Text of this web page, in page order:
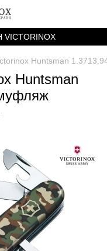
Huntsman
Huntsman